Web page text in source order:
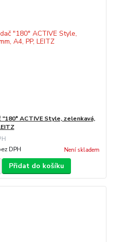
ACTIVE Style, zelenkavá,
DPH Není skladem
Přidat do košíku